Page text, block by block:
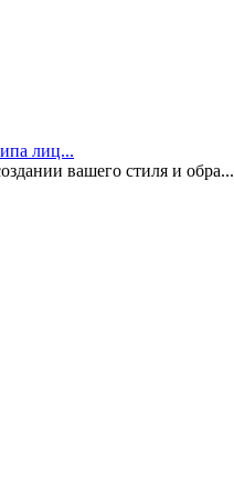
лиц...
вашего стиля и обра...